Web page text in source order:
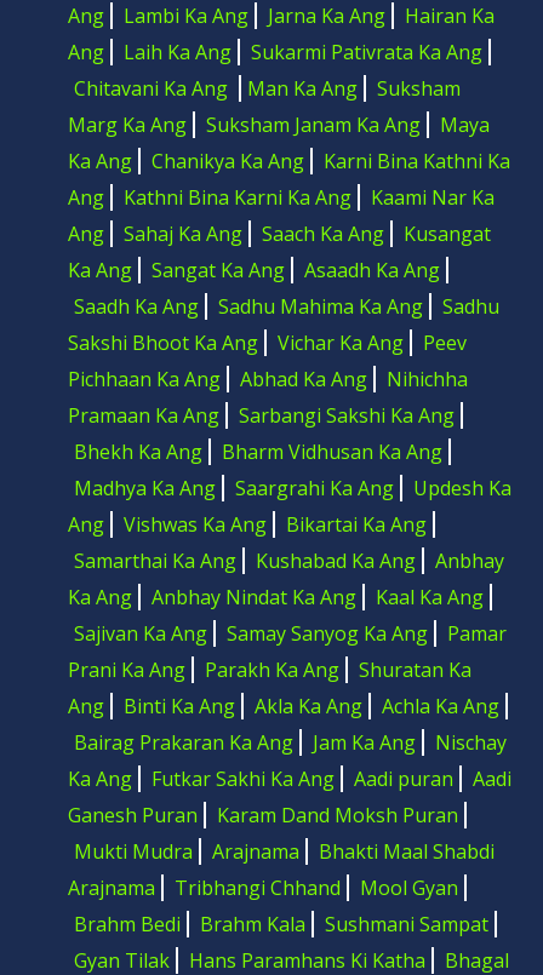
Ang
Lambi Ka Ang Jarna Ka Ang
Hairan Ka
Ang
Laih Ka Ang
Sukarmi Pativrata Ka Ang
Chitavani Ka Ang
Man Ka Ang
Suksham
Marg Ka Ang
Suksham Janam Ka Ang
Maya
Ka Ang
Chanikya Ka Ang
Karni Bina Kathni Ka
Ang
Kathni Bina Karni Ka Ang
Kaami Nar Ka
Ang
Sahaj Ka Ang Saach Ka Ang
Kusangat
Ka Ang
Sangat Ka Ang
Asaadh Ka Ang
Saadh Ka Ang
Sadhu Mahima Ka Ang
Sadhu
Sakshi Bhoot Ka Ang
Vichar Ka Ang
Peev
Pichhaan Ka Ang
Abhad Ka Ang
Nihichha
Pramaan Ka Ang
Sarbangi Sakshi Ka Ang
Bhekh Ka Ang
Bharm Vidhusan Ka Ang
Madhya Ka Ang
Saargrahi Ka Ang
Updesh Ka
Ang
Vishwas Ka Ang
Bikartai Ka Ang
Samarthai Ka Ang
Kushabad Ka Ang
Anbhay
Ka Ang
Anbhay Nindat Ka Ang
Kaal Ka Ang
Sajivan Ka Ang
Samay Sanyog Ka Ang
Pamar
Prani Ka Ang
Parakh Ka Ang
Shuratan Ka
Ang
Binti Ka Ang Akla Ka Ang
Achla Ka Ang
Bairag Prakaran Ka Ang
Jam Ka Ang
Nischay
Ka Ang
Futkar Sakhi Ka Ang Aadi puran
Aadi
Ganesh Puran
Karam Dand Moksh Puran
Mukti Mudra
Arajnama
Bhakti Maal Shabdi
Arajnama
Tribhangi Chhand
Mool Gyan
Brahm Bedi
Brahm Kala
Sushmani Sampat
Gyan Tilak
Hans Paramhans Ki Katha
Bhagal